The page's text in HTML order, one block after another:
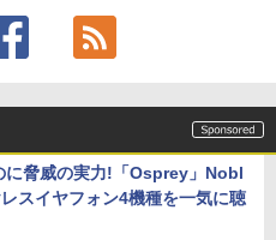
に脅威の実力!「Osprey」Nobl
スイヤフォン4機種を一気に聴